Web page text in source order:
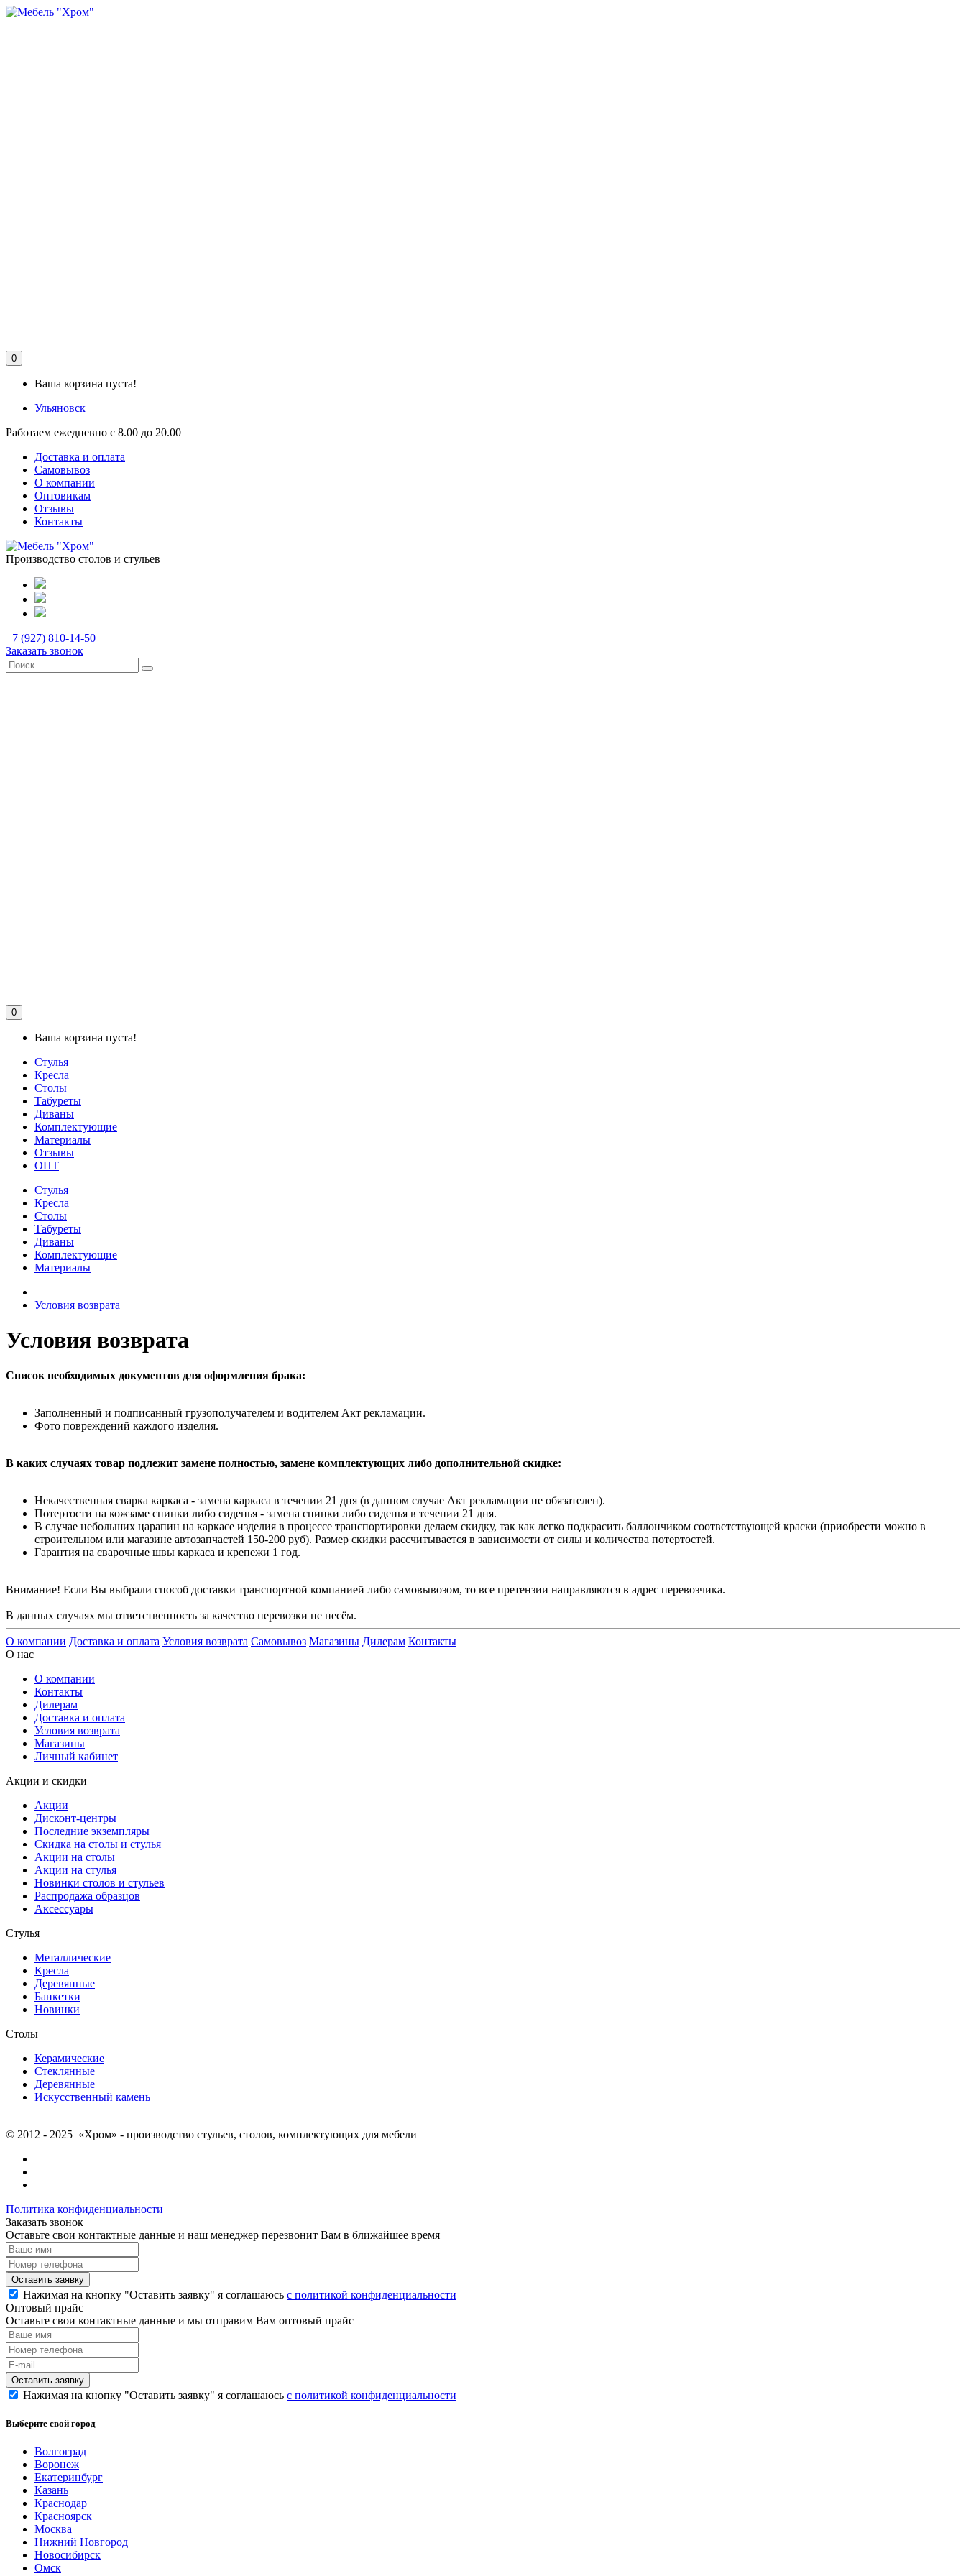
0
Ваша корзина пуста!
Ульяновск
Работаем ежедневно с 8.00 до 20.00
Доставка и оплата
Самовывоз
О компании
Оптовикам
Отзывы
Контакты
Производство столов и стульев
+7 (927) 810-14-50
Заказать звонок
0
Ваша корзина пуста!
Стулья
Кресла
Столы
Табуреты
Диваны
Комплектующие
Материалы
Отзывы
ОПТ
Стулья
Кресла
Столы
Табуреты
Диваны
Комплектующие
Материалы
Условия возврата
Условия возврата
Список необходимых документов для оформления брака:
Заполненный и подписанный грузополучателем и водителем Акт рекламации.
Фото повреждений каждого изделия.
В каких случаях товар подлежит замене полностью, замене комплектующих либо дополнительной скидке:
Некачественная сварка каркаса - замена каркаса в течении 21 дня (в данном случае Акт рекламации не обязателен).
Потертости на кожзаме спинки либо сиденья - замена спинки либо сиденья в течении 21 дня.
В случае небольших царапин на каркасе изделия в процессе транспортировки делаем скидку, так как легко подкрасить баллончиком соответствующей краски (приобрести можно в
строительном или магазине автозапчастей 150-200 руб). Размер скидки рассчитывается в зависимости от силы и количества потертостей.
Гарантия на сварочные швы каркаса и крепежи 1 год.
Внимание! Если Вы выбрали способ доставки транспортной компанией либо самовывозом, то все претензии направляются в адрес перевозчика.
В данных случаях мы ответственность за качество перевозки не несём.
О компании Доставка и оплата Условия возврата Самовывоз Магазины Дилерам Контакты
О нас
О компании
Контакты
Дилерам
Доставка и оплата
Условия возврата
Магазины
Личный кабинет
Акции и скидки
Акции
Дисконт-центры
Последние экземпляры
Скидка на столы и стулья
Акции на столы
Акции на стулья
Новинки столов и стульев
Распродажа образцов
Аксессуары
Стулья
Металлические
Кресла
Деревянные
Банкетки
Новинки
Столы
Керамические
Стеклянные
Деревянные
Искусственный камень
© 2012 - 2025 «Хром» - производство стульев, столов, комплектующих для мебели
Политика конфиденциальности
Заказать звонок
Оставьте свои контактные данные и наш менеджер перезвонит Вам в ближайшее время
Нажимая на кнопку "Оставить заявку" я соглашаюсь с политикой конфиденциальности
Оптовый прайс
Оставьте свои контактные данные и мы отправим Вам оптовый прайс
Нажимая на кнопку "Оставить заявку" я соглашаюсь с политикой конфиденциальности
Выберите свой город
Волгоград
Воронеж
Екатеринбург
Казань
Краснодар
Красноярск
Москва
Нижний Новгород
Новосибирск
Омск